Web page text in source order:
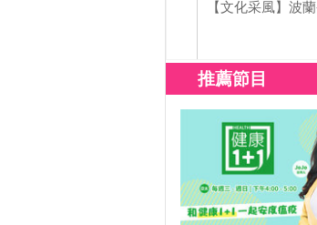
【文化采風】波
推薦節目